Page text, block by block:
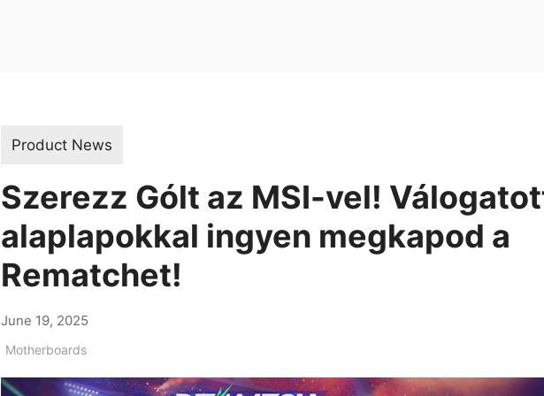
Product News
Szerezz Gólt az MSI-vel!
alaplapokkal ingyen megkapod a
Rematchet!
June 19, 2025
Motherboards